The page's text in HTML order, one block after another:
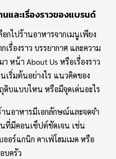
และเรื่องราวของแบรนด์
กไปร้านอาหารจากเมนูเพียง
เรื่องราว บรรยากาศ และความ
หน้า About Us หรือเรื่องราว
เริ่มต้นอย่างไร แนวคิดของ
ดิบแบบไหน หรือมีจุดเด่นอะไร
นอาหารมีเอกลักษณ์และจดจำ
ที่มีคอนเซ็ปต์ชัดเจน เช่น
อร์แกนิก คาเฟ่โฮมเมด หรือ
บครัว